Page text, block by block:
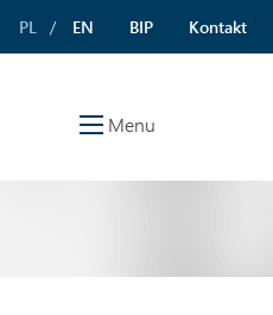
PL EN BIP Kontakt
Menu